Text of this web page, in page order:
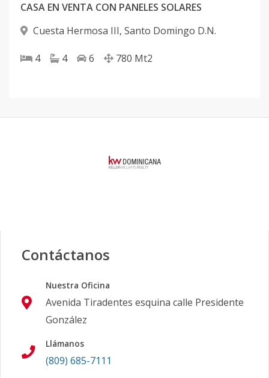
CASA EN VENTA CON PANELES SOLARES
Cuesta Hermosa III, Santo Domingo D.N.
4 4 6 780 Mt2
Contáctanos
Nuestra Oficina
Avenida Tiradentes esquina calle Presidente
González
Llámanos
(809) 685-7111